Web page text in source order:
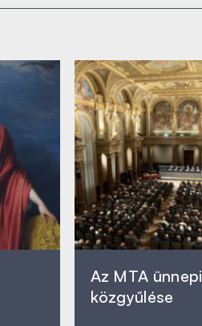
Az MTA ünnepi
közgyűlése